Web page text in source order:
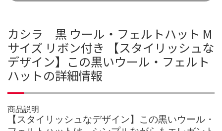
カシラ 黒 ウール・フェルトハット M
サイズ リボン付き 【スタイリッシュな
デザイン】この黒いウール・フェルト
ハットの詳細情報
商品説明
【スタイリッシュなデザイン】この黒いウール・